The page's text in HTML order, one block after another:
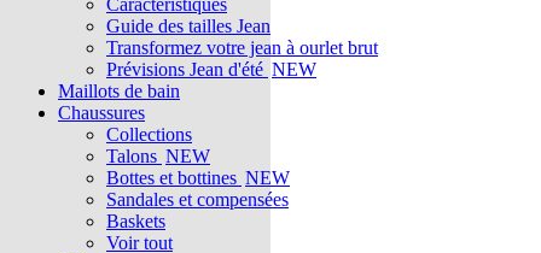
Caractéristiques
Guide des tailles Jean
Transformez votre jean à ourlet brut
Prévisions Jean d'été NEW
Maillots de bain
Chaussures
Collections
Talons NEW
Bottes et bottines NEW
Sandales et compensées
Baskets
Voir tout